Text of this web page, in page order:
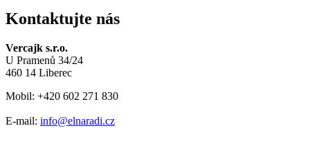
Kontaktujte nás
Vercajk s.r.o.
U Pramenů 34/24
460 14 Liberec
Mobil: +420 602 271 830
E-mail: info@elnaradi.cz